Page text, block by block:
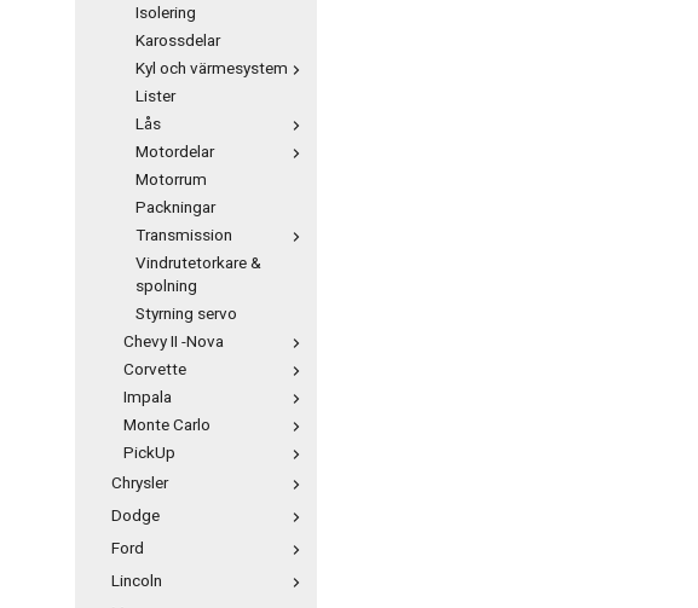
Isolering
Karossdelar
Kyl och värmesystem
Lister
Lås
Motordelar
Motorrum
Packningar
Transmission
Vindrutetorkare &
spolning
Styrning servo
Chevy II -Nova
Corvette
Impala
Monte Carlo
PickUp
Chrysler
Dodge
Ford
Lincoln